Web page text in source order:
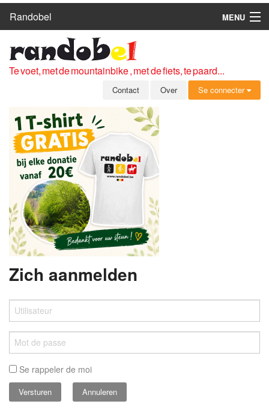
Randobel
MENU
ROUTES
CLUBS
OVER
LEDEN
ZICH AANMELDEN
GRATIS REGISTRATIE
WACHTWOORD VERGETEN
Te voet, met de mountainbike , met de fiets, te paard...
Contact Over Se connecter
Zich aanmelden
Se rappeler de moi
Annuleren